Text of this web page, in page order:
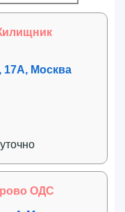
17А, Москва
ОДС